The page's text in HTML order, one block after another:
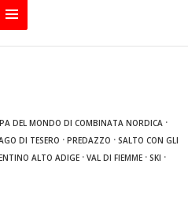
DEL MONDO DI COMBINATA NORDICA ·
DI TESERO ·PREDAZZO ·SALTO CON GLI
ALTO ADIGE ·VAL DI FIEMME ·SKI ·